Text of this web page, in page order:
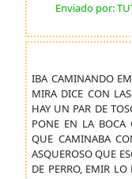
Enviado por:
IBA CAMINANDO
MIRA DICE CON
HAY UN PAR DE
PONE EN LA BOCA
QUE CAMINABA
ASQUEROSO QUE
DE PERRO, EMIR